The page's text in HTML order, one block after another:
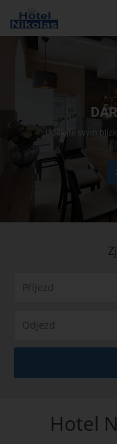
Udělejte svým
Previous
Hotel